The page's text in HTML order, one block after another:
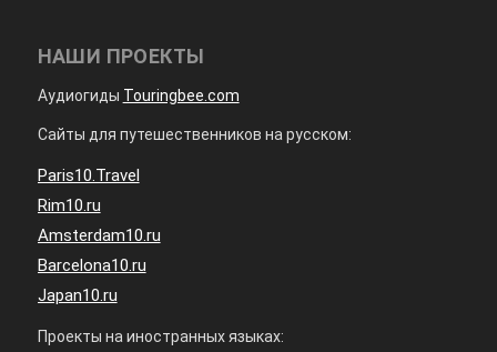
НАШИ ПРОЕКТЫ
Аудиогиды Touringbee.com
Сайты для путешественников на русском:
Paris10.Travel
Rim10.ru
Amsterdam10.ru
Barcelona10.ru
Japan10.ru
Проекты на иностранных языках: